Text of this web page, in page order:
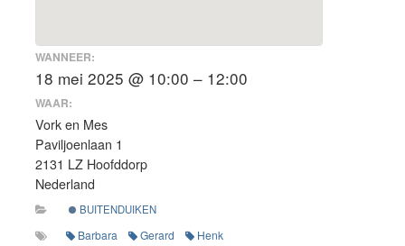
WANNEER:
18 mei 2025 @ 10:00 – 12:00
WAAR:
Vork en Mes
Paviljoenlaan 1
2131 LZ Hoofddorp
Nederland
BUITENDUIKEN
Barbara Gerard Henk